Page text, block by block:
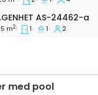
AS-24462-a
AS-24462-a
m2 1 1 2
med pool